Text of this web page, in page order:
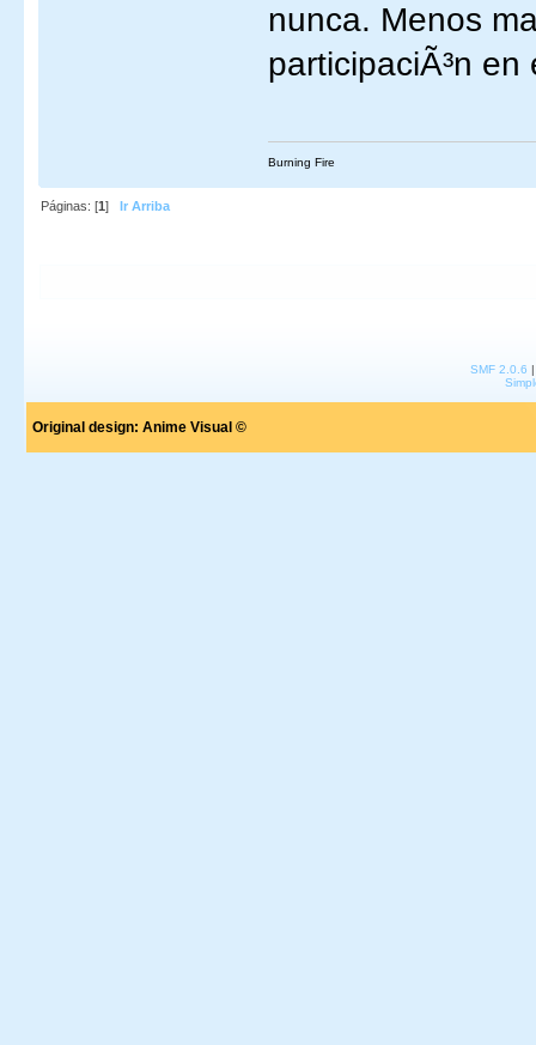
nunca. Menos
participaciÃ³n
Burning Fire
Páginas: [1] Ir Arriba
SMF 2.0.6
Original design: Anime Visual ©